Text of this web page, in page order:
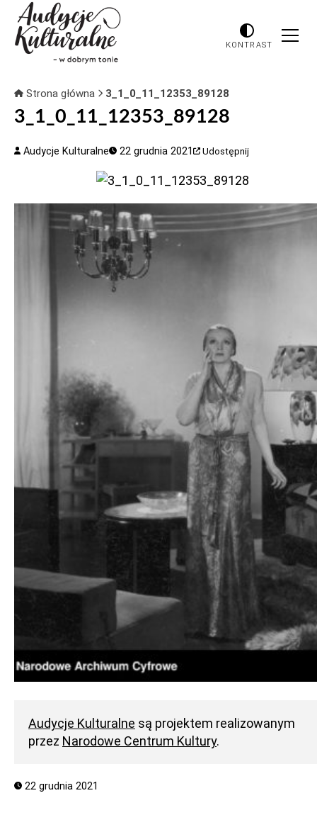
KONTRAST
Strona główna 3_1_0_11_12353_89128
3_1_0_11_12353_89128
Audycje Kulturalne 22 grudnia 2021 Udostępnij
Audycje Kulturalne są projektem realizowanym
przez Narodowe Centrum Kultury.
22 grudnia 2021